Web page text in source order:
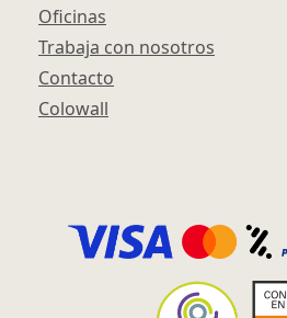
Oficinas
Trabaja con nosotros
Contacto
Colowall